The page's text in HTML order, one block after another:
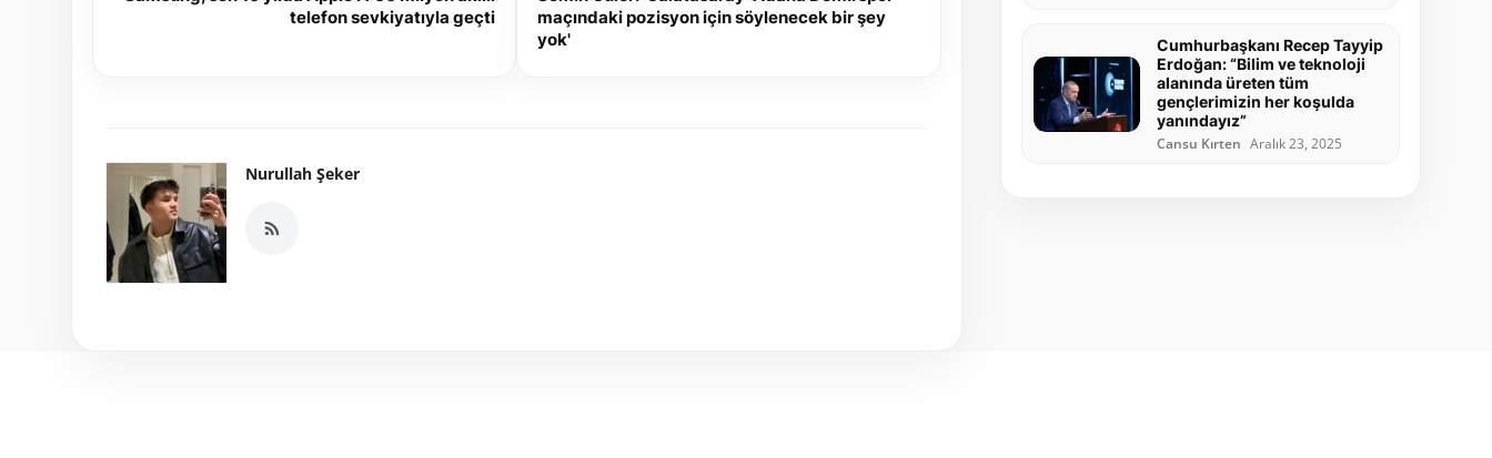
telefon sevkiyatıyla geçti
maçındaki pozisyon için söylenecek bir şey
yok'
Nurullah Şeker
Cumhurbaşkanı Recep Tayyip
Erdoğan: “Bilim ve teknoloji
alanında üreten tüm
gençlerimizin her koşulda
yanındayız”
Cansu Kırten Aralık 23, 2025